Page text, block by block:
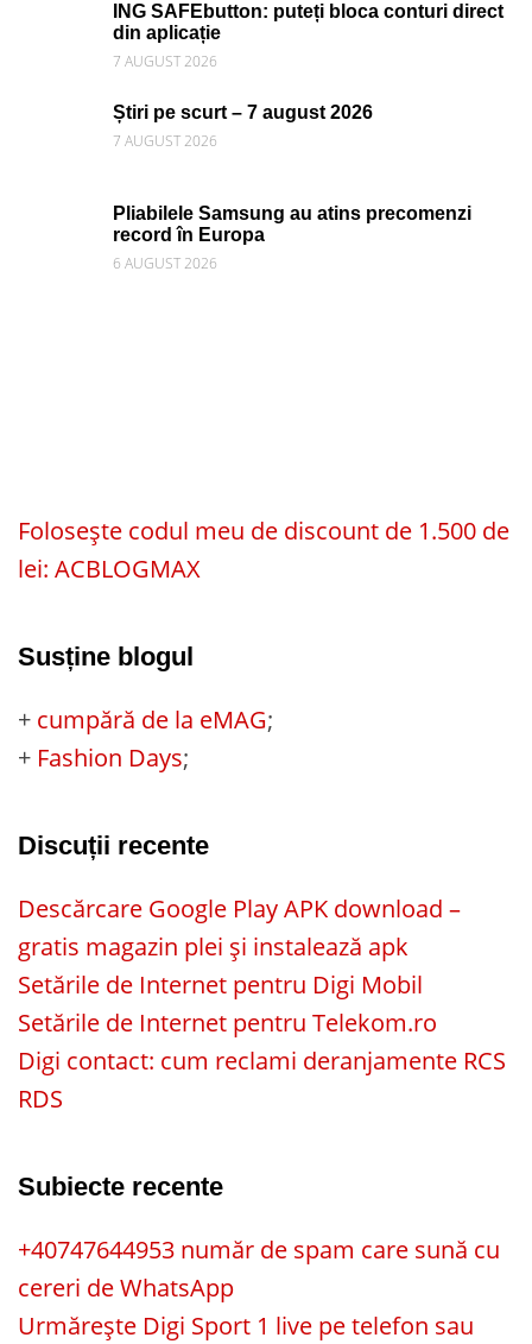
ING SAFEbutton: puteți bloca conturi direct
din aplicație
7 AUGUST 2026
Știri pe scurt – 7 august 2026
7 AUGUST 2026
Pliabilele Samsung au atins precomenzi
record în Europa
6 AUGUST 2026
Folosește codul meu de discount de 1.500 de
lei: ACBLOGMAX
Susține blogul
+ cumpără de la eMAG;
+ Fashion Days;
Discuții recente
Descărcare Google Play APK download –
gratis magazin plei și instalează apk
Setările de Internet pentru Digi Mobil
Setările de Internet pentru Telekom.ro
Digi contact: cum reclami deranjamente RCS
RDS
Subiecte recente
+40747644953 număr de spam care sună cu
cereri de WhatsApp
Urmărește Digi Sport 1 live pe telefon sau